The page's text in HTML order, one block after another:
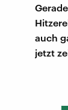
auch
jetzt